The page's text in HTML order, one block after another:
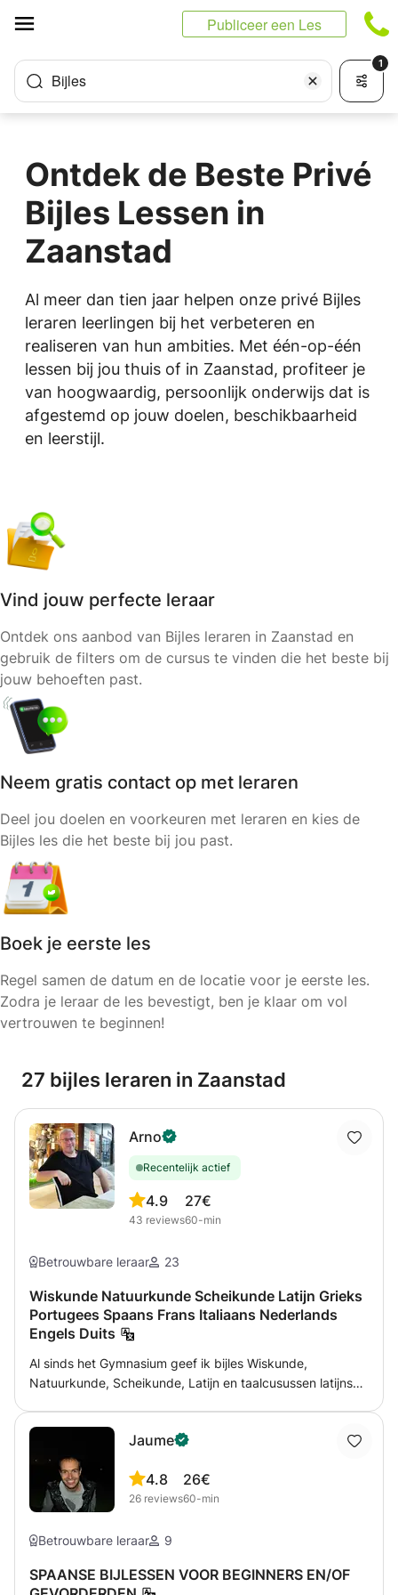
Publiceer een Les
Bijles
1
Ontdek de Beste Privé
Bijles Lessen in
Zaanstad
Al meer dan tien jaar helpen onze privé Bijles
leraren leerlingen bij het verbeteren en
realiseren van hun ambities. Met één-op-één
lessen bij jou thuis of in Zaanstad, profiteer je
van hoogwaardig, persoonlijk onderwijs dat is
afgestemd op jouw doelen, beschikbaarheid
en leerstijl.
Vind jouw perfecte leraar
Ontdek ons aanbod van Bijles leraren in Zaanstad en
gebruik de filters om de cursus te vinden die het beste bij
jouw behoeften past.
Neem gratis contact op met leraren
Deel jou doelen en voorkeuren met leraren en kies de
Bijles les die het beste bij jou past.
Boek je eerste les
Regel samen de datum en de locatie voor je eerste les.
Zodra je leraar de les bevestigt, ben je klaar om vol
vertrouwen te beginnen!
27 bijles leraren in Zaanstad
Arno
Recentelijk actief
4.9
43 reviews
27€
60-min
Betrouwbare leraar 23
Wiskunde Natuurkunde Scheikunde Latijn Grieks
Portugees Spaans Frans Italiaans Nederlands
Engels Duits
Al sinds het Gymnasium geef ik bijles Wiskunde,
Natuurkunde, Scheikunde, Latijn en taalcusussen latijnse
Basisschoolleerlingen ook rekenen bijvoorbeeld met
breuken en procenten en alle andere modules. Ook
nederlandse grammatica en spelling.
Jaume
4.8
26 reviews
26€
60-min
Betrouwbare leraar 9
SPAANSE BIJLESSEN VOOR BEGINNERS EN/OF